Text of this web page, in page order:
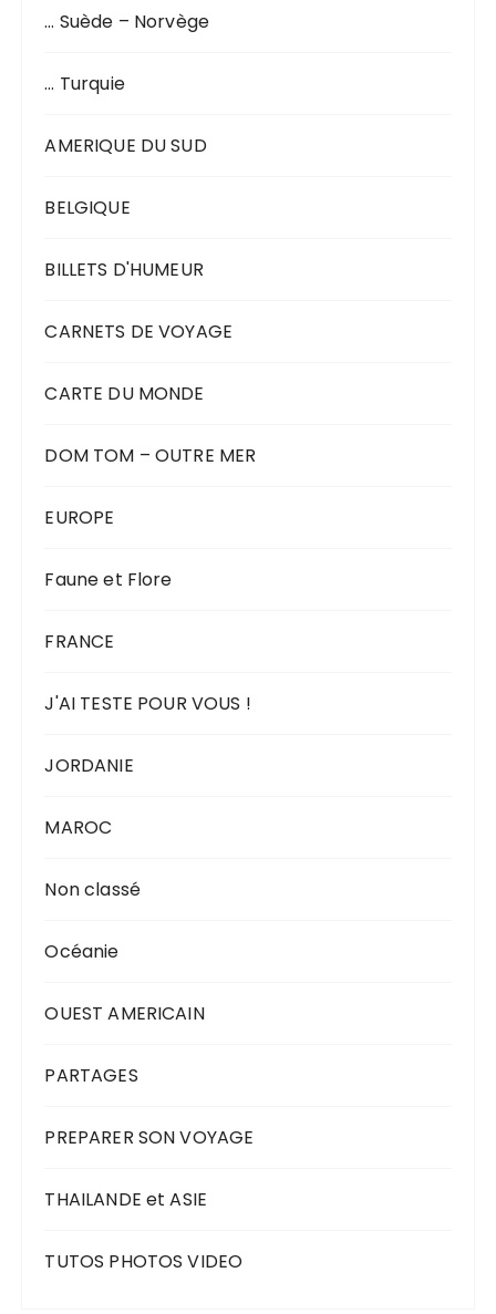
… Suède – Norvège
… Turquie
AMERIQUE DU SUD
BELGIQUE
BILLETS D'HUMEUR
CARNETS DE VOYAGE
CARTE DU MONDE
DOM TOM – OUTRE MER
EUROPE
Faune et Flore
FRANCE
J'AI TESTE POUR VOUS !
JORDANIE
MAROC
Non classé
Océanie
OUEST AMERICAIN
PARTAGES
PREPARER SON VOYAGE
THAILANDE et ASIE
TUTOS PHOTOS VIDEO